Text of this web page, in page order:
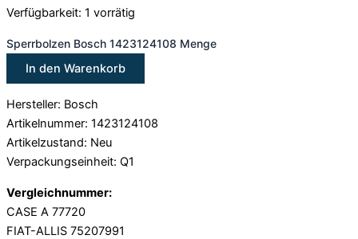
Verfügbarkeit: 1 vorrätig
Sperrbolzen Bosch 1423124108 Menge
In den Warenkorb
Hersteller: Bosch
Artikelnummer: 1423124108
Artikelzustand: Neu
Verpackungseinheit: Q1
Vergleichnummer:
CASE A 77720
FIAT-ALLIS 75207991